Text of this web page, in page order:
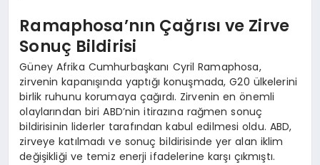
Ramaphosa’nın Çağrısı ve Zirve
Sonuç Bildirisi
Güney Afrika Cumhurbaşkanı Cyril Ramaphosa,
zirvenin kapanışında yaptığı konuşmada, G20 ülkelerini
birlik ruhunu korumaya çağırdı. Zirvenin en önemli
olaylarından biri ABD’nin itirazına rağmen sonuç
bildirisinin liderler tarafından kabul edilmesi oldu. ABD,
zirveye katılmadı ve sonuç bildirisinde yer alan iklim
değişikliği ve temiz enerji ifadelerine karşı çıkmıştı.